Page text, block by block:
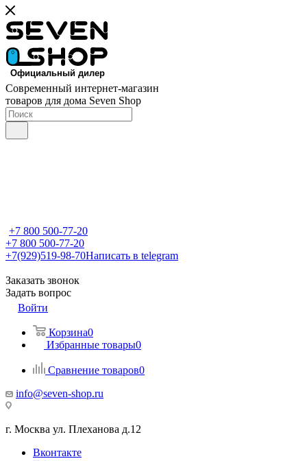
Современный интернет-магазин
товаров для дома Seven Shop
+7 800 500-77-20
+7 800 500-77-20
+7(929)519-98-70Написать в telegram
Заказать звонок
Задать вопрос
Войти
Корзина0
Избранные товары0
Сравнение товаров0
info@seven-shop.ru
г. Москва ул. Плеханова д.12
Вконтакте